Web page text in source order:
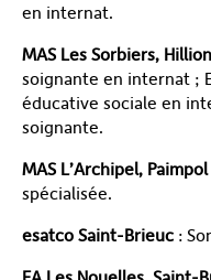
en internat.
MAS Les Sorbiers, Hillion
soignante en internat ;
éducative sociale en
soignante.
MAS L’Archipel, Paimpol
spécialisée.
esatco Saint-Brieuc :